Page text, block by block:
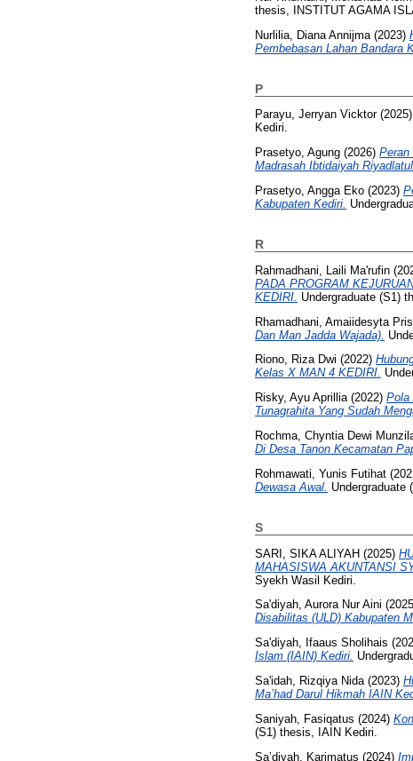
thesis, INSTITUT AGAMA
Nurlilia, Diana Annijma (2023)
Pembebasan Lahan Bandara
P
Parayu, Jerryan Vicktor(2025)
Kediri.
Prasetyo, Agung (2026) Peran
Madrasah Ibtidaiyah
Prasetyo, Angga Eko (2023)
Kabupaten Kediri.
R
Rahmadhani, Laili Ma'rufin
PADA PROGRAM
KEDIRI. Undergraduate (S1)
Rhamadhani, Amaiidesyta
Dan Man Jadda Wajada).
Riono, Riza Dwi (2022)
Kelas X MAN 4 KEDIRI.
Risky, Ayu Aprillia(2022) Pola
Tunagrahita Yang Sudah
Rochma, Chyntia Dewi
Di Desa Tanon Kecamatan
Rohmawati, Yunis Futihat
Dewasa Awal. Undergraduate
S
SARI, SIKA ALIYAH (2025)
MAHASISWA AKUNTANSI
Syekh Wasil Kediri.
Sa'diyah, Aurora Nur Aini
Disabilitas (ULD) Kabupaten
Sa'diyah, Ifaaus Sholihais
Islam (IAIN) Kediri.
Sa'idah, Rizqiya Nida(2023)
Ma’had Darul Hikmah IAIN
Saniyah, Fasiqatus (2024)
(S1) thesis, IAIN Kediri.
Sa’diyah, Karimatus (2024)